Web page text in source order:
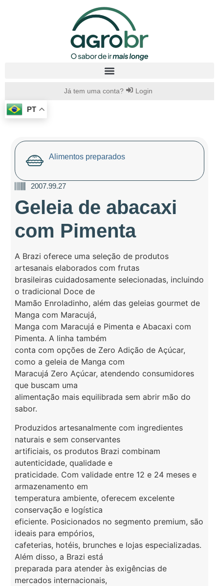
Já tem uma conta? Login
PT
Alimentos preparados
2007.99.27
Geleia de abacaxi
com Pimenta
A Brazi oferece uma seleção de produtos
artesanais elaborados com frutas
brasileiras cuidadosamente selecionadas, incluindo
o tradicional Doce de
Mamão Enroladinho, além das geleias gourmet de
Manga com Maracujá,
Manga com Maracujá e Pimenta e Abacaxi com
Pimenta. A linha também
conta com opções de Zero Adição de Açúcar,
como a geleia de Manga com
Maracujá Zero Açúcar, atendendo consumidores
que buscam uma
alimentação mais equilibrada sem abrir mão do
sabor.
Produzidos artesanalmente com ingredientes
naturais e sem conservantes
artificiais, os produtos Brazi combinam
autenticidade, qualidade e
praticidade. Com validade entre 12 e 24 meses e
armazenamento em
temperatura ambiente, oferecem excelente
conservação e logística
eficiente. Posicionados no segmento premium, são
ideais para empórios,
cafeterias, hotéis, brunches e lojas especializadas.
Além disso, a Brazi está
preparada para atender às exigências de
mercados internacionais,